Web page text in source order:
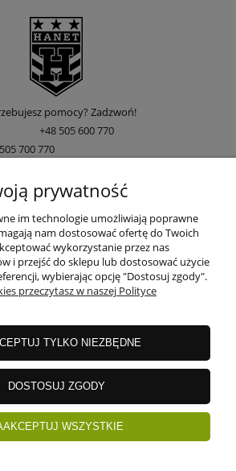
pomocy? Zadzwoń!
+48 505 600 770
700 770
266 85-391 Bydgoszcz
INFORMACJE
I PŁATNOŚCI
I ZWROTY
ZAKUPY
prywatność
im technologie umożliwiają poprawne
nam dostosować ofertę do Twoich
wykorzystanie przez nas
i przejść do sklepu lub dostosować użycie
wybierając opcję "Dostosuj zgody".
przeczytasz w naszej Polityce
TYLKO NIEZBĘDNE
DOSTOSUJ ZGODY
WSZYSTKIE